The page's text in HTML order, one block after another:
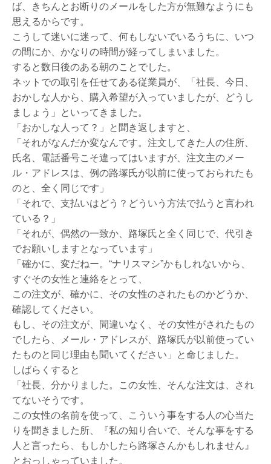
ば、きちんとお断りのメールをした方が無難なようにも
思えるからです。
こうして迷いに迷って、何もしないでいるうちに、いつ
の間にか、かなりの時間が経ってしまいました。
すると数日後のある朝のことでした。
ネットでの取引を任せてある従業員が、「社長、今日、
おかしな人から、購入希望が入っていましたが、どうし
ましょう」といってきました。
「おかしな人って？」と聞き返しますと、
「それがなんだか変なんです。注文してきた人の住所、
氏名、電話番号こそ違ってはいますが、注文主のメー
ル・アドレスは、例の路塚氏が以前に使っておられたも
のと、全く同じです」
「それで、支払いはどう？どういう方法で払うと言われ
ている？」
「それが、偶然の一致か、路塚氏と全く同じで、代引き
でお願いしますとなっています」
「確かに、変だねー。“ナリスマシ”かもしれないから、
すぐその女性と連絡をとって、
この注文が、確かに、その女性のされたものかどうか、
確認してください。
もし、その注文が、間違いなく、その女性がされたもの
でしたら、メール・アドレスが、路塚氏が以前使ってい
たものと同じ理由も聞いてください」と命じました。
しばらくすると
「社長、分かりました。この女性、そんな注文は、され
てないそうです。
この女性の名前を使って、こういう事をする人の心当た
りを聞きました所、『私の知り合いで、そんな事をする
人と言ったら、もしかしたら路塚さんかもしれません』
とおっしゃっていました。